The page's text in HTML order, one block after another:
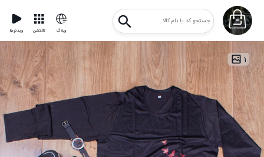
ویدئوها کالکشن وبلاگ
۱